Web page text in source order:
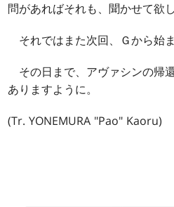
問があればそれも、聞かせて欲し
それではまた次回、Ｇから始
その日まで、アヴァシンの帰
ありますように。
(Tr. YONEMURA "Pao" Kaoru)